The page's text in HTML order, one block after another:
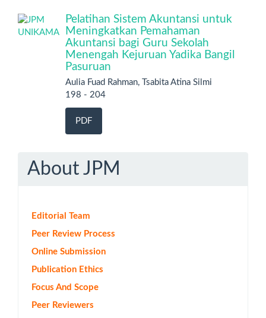
Pelatihan Sistem Akuntansi untuk
Meningkatkan Pemahaman
Akuntansi bagi Guru Sekolah
Menengah Kejuruan Yadika Bangil
Pasuruan
Aulia Fuad Rahman, Tsabita Atina Silmi
198 - 204
PDF
About JPM
Editorial Team
Peer Review Process
Online Submission
Publication Ethics
Focus And Scope
Peer Reviewers